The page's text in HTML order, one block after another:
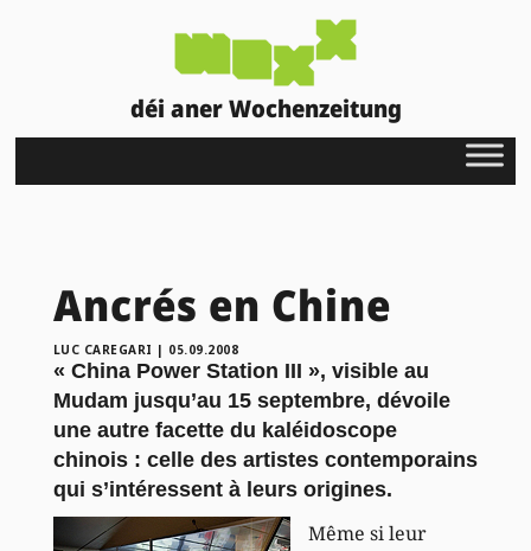
déi aner Wochenzeitung
Ancrés en Chine
LUC CAREGARI | 05.09.2008
« China Power Station III », visible au
Mudam jusqu’au 15 septembre, dévoile
une autre facette du kaléidoscope
chinois : celle des artistes contemporains
qui s’intéressent à leurs origines.
Même si leur